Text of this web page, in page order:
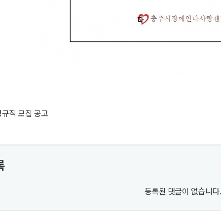
직 모집 공고
등록된 댓글이 없습니다.